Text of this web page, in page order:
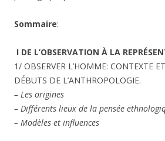
Sommaire:
I DE L’OBSERVATION À LA
1/ OBSERVER L’HOMME: CONTEXTE
DÉBUTS DE L’ANTHROPOLOGIE.
– Les origines
– Différents lieux de la pensée
– Modèles et influences